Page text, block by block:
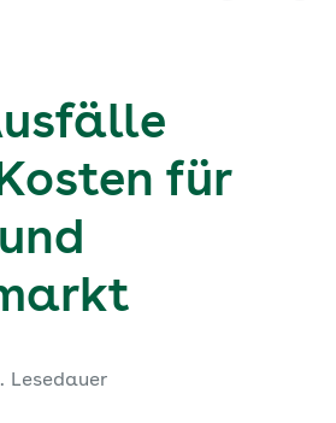
für
Lesedauer